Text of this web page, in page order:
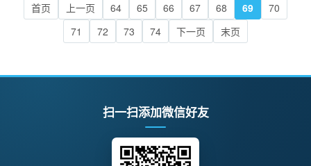
首页 上一页 64 65 66 67 68 69
70
71
72 73 74 下一页 末页
扫一扫添加微信好友